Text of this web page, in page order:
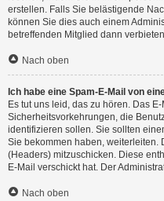
erstellen. Falls Sie belästigende
können Sie dies auch einem
betreffenden Mitglied dann
Nach oben
Ich habe eine Spam-E-Mail von
Es tut uns leid, das zu hören. Das
Sicherheitsvorkehrungen, die
identifizieren sollen. Sie sollten
Sie bekommen haben, weiterleiten.
(Headers) mitzuschicken. Diese
E-Mail verschickt hat. Der
Nach oben